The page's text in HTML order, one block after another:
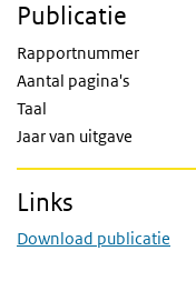
Publicatie
Rapportnummer
Aantal pagina's
Taal
Jaar van uitgave
Links
Download publicatie